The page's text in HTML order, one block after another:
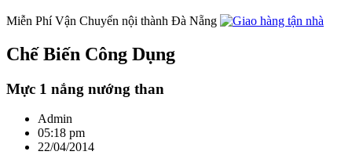
Miễn Phí Vận Chuyển nội thành Đà Nẵng
Chế Biến Công Dụng
Mực 1 nắng nướng than
Admin
05:18 pm
22/04/2014